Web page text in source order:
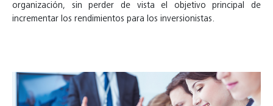
organización, sin perder de vista el objetivo principal de
incrementar los rendimientos para los inversionistas.